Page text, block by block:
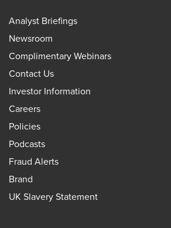
Analyst Briefings
Newsroom
Complimentary Webinars
Contact Us
Investor Information
Careers
Policies
Podcasts
Fraud Alerts
Brand
UK Slavery Statement